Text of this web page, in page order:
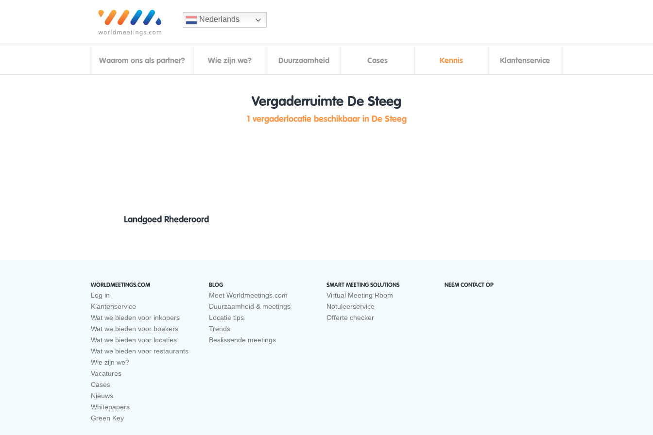
Nederlands
Waarom ons als partner? Wie zijn we? Duurzaamheid Cases Kennis Klantenservice
Vergaderruimte De Steeg
1 vergaderlocatie beschikbaar in De Steeg
Landgoed Rhederoord
WORLDMEETINGS.COM
Log in
Klantenservice
Wat we bieden voor inkopers
Wat we bieden voor boekers
Wat we bieden voor locaties
Wat we bieden voor restaurants
Wie zijn we?
Vacatures
Cases
Nieuws
Whitepapers
Green Key
BLOG
Meet Worldmeetings.com
Duurzaamheid & meetings
Locatie tips
Trends
Beslissende meetings
SMART MEETING SOLUTIONS
Virtual Meeting Room
Notuleerservice
Offerte checker
NEEM CONTACT OP